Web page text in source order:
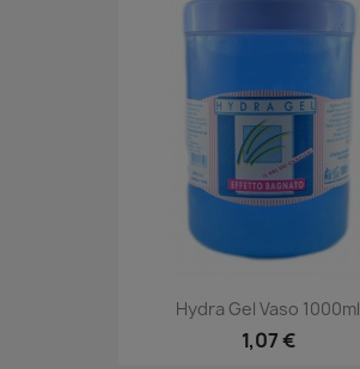
Hydra Gel Vaso 1000ml
1,07 €